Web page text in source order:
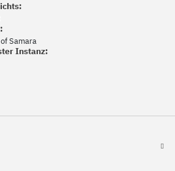
Samara
Instanz: